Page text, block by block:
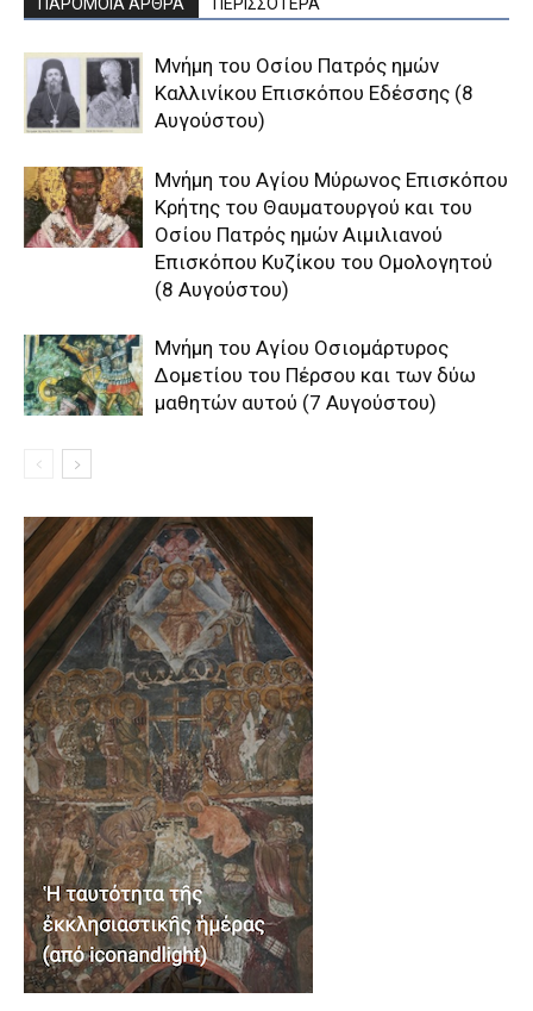
Μνήμη του Οσίου Πατρός ημών
Καλλινίκου Επισκόπου Εδέσσης (8
Αυγούστου)
Μνήμη του Aγίου Mύρωνος Eπισκόπου
Kρήτης του Θαυματουργού και του
Oσίου Πατρός ημών Aιμιλιανού
Eπισκόπου Kυζίκου του Oμολογητού
(8 Αυγούστου)
Μνήμη του Aγίου Oσιομάρτυρος
Δομετίου του Πέρσου και των δύω
μαθητών αυτού (7 Αυγούστου)